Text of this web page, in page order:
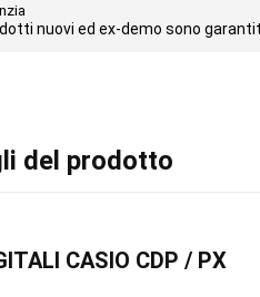
nuovi ed ex-demo sono
del prodotto
CASIO CDP / PX